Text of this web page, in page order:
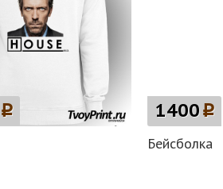
p 1400p
Бейсболка